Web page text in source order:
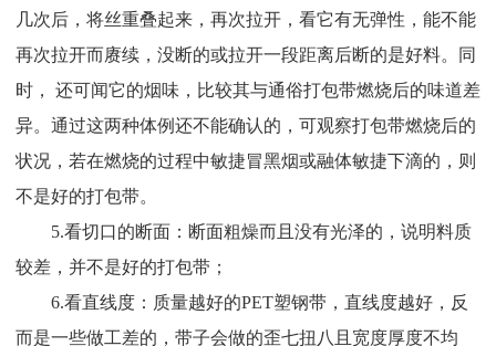
几次后，将丝重叠起来，再次拉开，看它有无弹性，能不能
再次拉开而赓续，没断的或拉开一段距离后断的是好料。同
时， 还可闻它的烟味，比较其与通俗打包带燃烧后的味道差
异。通过这两种体例还不能确认的，可观察打包带燃烧后的
状况，若在燃烧的过程中敏捷冒黑烟或融体敏捷下滴的，则
不是好的打包带。
5.看切口的断面：断面粗燥而且没有光泽的，说明料质
较差，并不是好的打包带；
6.看直线度：质量越好的PET塑钢带，直线度越好，反
而是一些做工差的，带子会做的歪七扭八且宽度厚度不均